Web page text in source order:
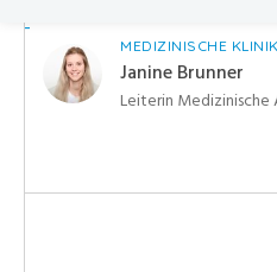
MEDIZINISCHE KLINIK
Janine Brunner
Leiterin
-